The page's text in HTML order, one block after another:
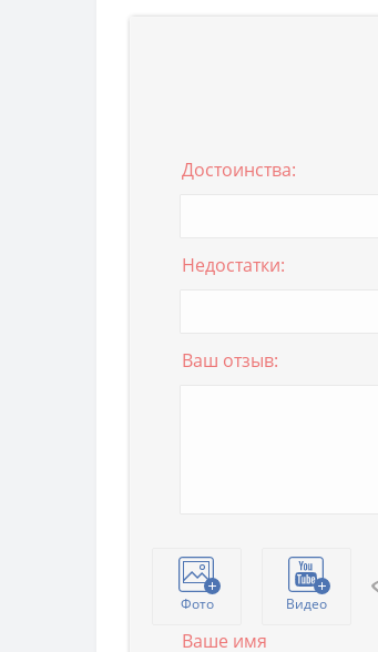
Достоинства:
Недостатки:
Ваш отзыв:
Фото Видео
Ваше имя